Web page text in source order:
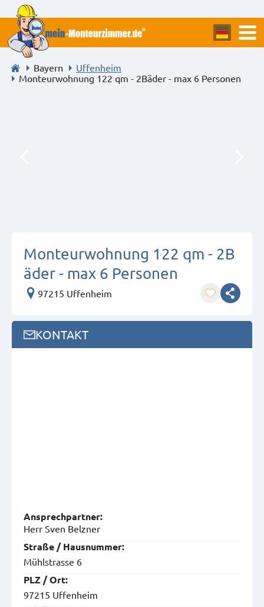
Bayern
Uffenheim
Monteurwohnung 122 qm - 2Bäder - max 6 Personen
Monteurwohnung 122 qm - 2B
äder - max 6 Personen
97215 Uffenheim
KONTAKT
Ansprech­partner:
Herr Sven Belzner
Straße / Hausnummer:
Mühlstrasse 6
PLZ / Ort:
97215 Uffenheim